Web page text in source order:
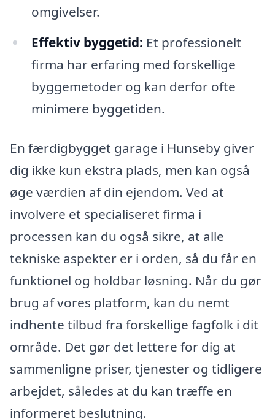
omgivelser.
Effektiv byggetid: Et professionelt
firma har erfaring med forskellige
byggemetoder og kan derfor ofte
minimere byggetiden.
En færdigbygget garage i Hunseby giver
dig ikke kun ekstra plads, men kan også
øge værdien af din ejendom. Ved at
involvere et specialiseret firma i
processen kan du også sikre, at alle
tekniske aspekter er i orden, så du får en
funktionel og holdbar løsning. Når du gør
brug af vores platform, kan du nemt
indhente tilbud fra forskellige fagfolk i dit
område. Det gør det lettere for dig at
sammenligne priser, tjenester og tidligere
arbejdet, således at du kan træffe en
informeret beslutning.